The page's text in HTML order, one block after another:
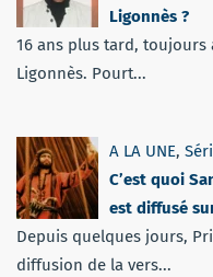
Ligonnès ?
16 ans plus tard, toujours
Ligonnès. Pourt...
A LA UNE,
C’est quoi
est diffusé
Depuis quelques jours,
diffusion de la vers...